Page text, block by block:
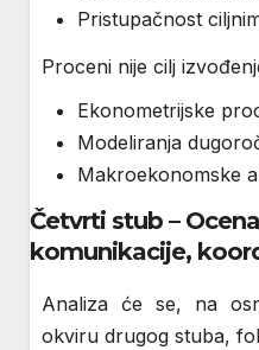
Pristupačnost
Proceni nije cilj
Ekonometrijske
Modeliranja
Makroekonomske
Četvrti stub –
komunikacije,
Analiza će se, na
okviru drugog stuba,